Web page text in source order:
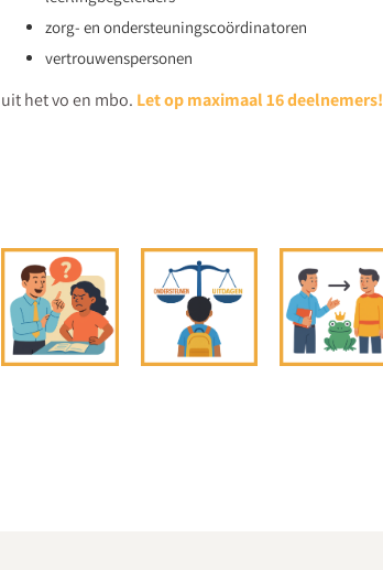
zorg- en ondersteuningscoördinatoren
vertrouwenspersonen
uit het vo en mbo. Let op maximaal 16 deelnemers!